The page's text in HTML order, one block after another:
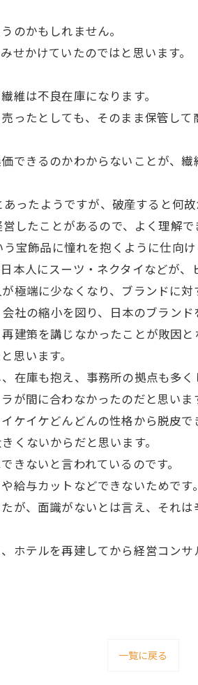
のかもしれません。
せかけていたのではと思います。
維は不良在庫になります。
ったとしても、そのまま保管し
きるのかわからないことが、繊
ったようですが、破産すると何故
したことがあるので、よく理解
宝飾品に憧れを抱くように仕向け
本人にスーツ・ネクタイなどが、
極端に少なくなり、ブランドに対
社の縮小を図り、日本のブラン
建策を講じなかったことが敗因と
思います。
在庫も抱え、事務所の拠点も多く
が間に合わなかったのだと思いま
イケどんどんの性格から脱皮で
くないからだと思います。
きないと言われているのです。
給与カットなどできないためです。
が、面識がないとは言え、それ
ホテルを再建してから経営コン
一覧に戻る